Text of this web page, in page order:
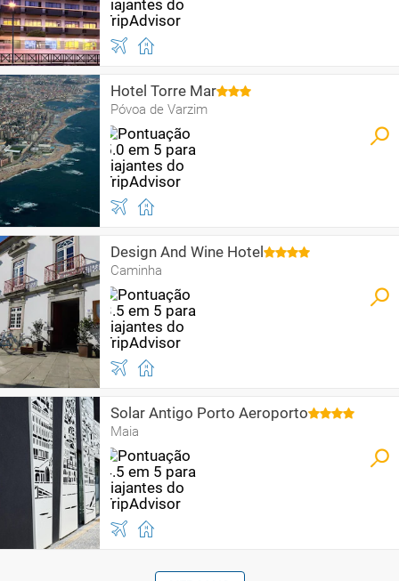
Hotel Torre Mar
Póvoa de Varzim
Design And Wine Hotel
Caminha
Solar Antigo Porto Aeroporto
Maia